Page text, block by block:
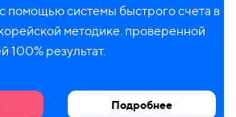
помощью системы быстрого счета в
методике. проверенной
результат.
Подробнее